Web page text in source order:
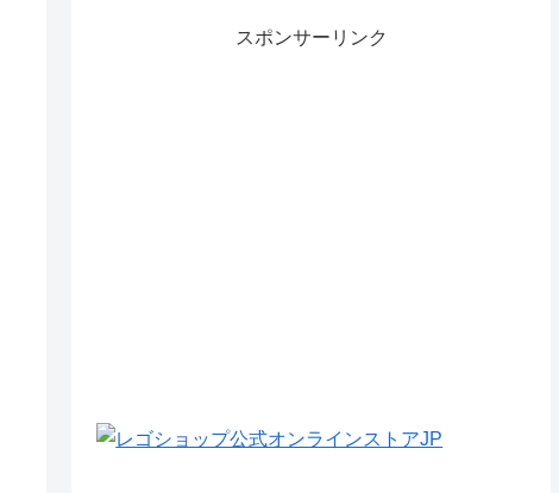
スポンサーリンク